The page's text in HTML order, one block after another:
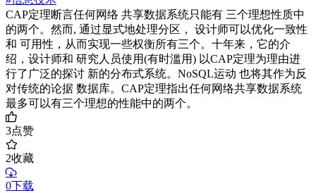
CAP定理断言任何网络 共享数据系统只能有 三个理想性质中
的两个。然而, 通过显式地处理分区， 设计师可以优化一致性
和 可用性，从而实现一些权衡所有三个。十年来，它的介
绍，设计师和 研究人员使用(有时滥用) 以CAP定理为理由进
行了广泛的探讨 新的分布式系统。NoSQL运动 也将其作为反
对传统的论据 数据库。CAP定理指出任何网络共享数据系统
最多可以有三个理想的性能中的两个。
3点赞
2收藏
0下载